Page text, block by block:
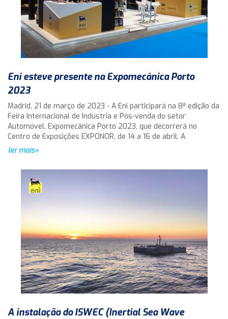
Eni esteve presente na Expomecânica Porto
2023
Madrid, 21 de março de 2023 - A Eni participará na 8ª edição da
Feira Internacional de Indústria e Pós-venda do setor
Automóvel, Expomecânica Porto 2023, que decorrerá no
Centro de Exposições EXPONOR, de 14 a 16 de abril. A
ler mais»
A instalação do ISWEC (Inertial Sea Wave